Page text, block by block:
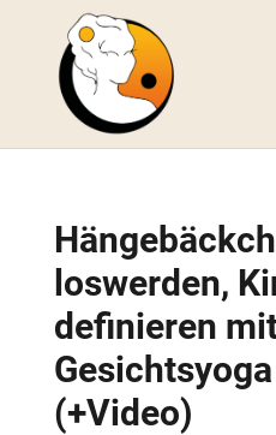
loswerden,
definieren
(+Video)